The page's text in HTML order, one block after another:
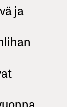
ja